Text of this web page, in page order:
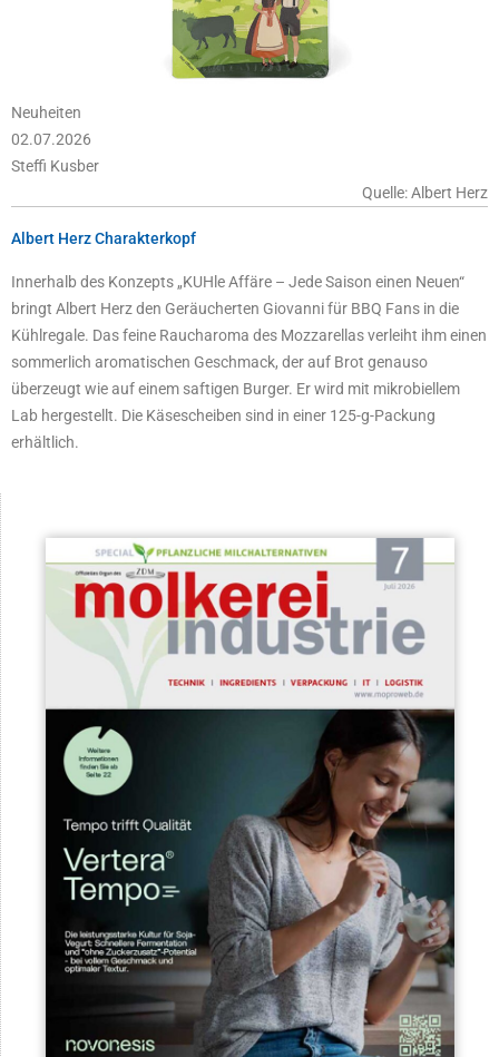
Neuheiten
02.07.2026
Steffi Kusber
Quelle: Albert Herz
Albert Herz Charakterkopf
Innerhalb des Konzepts „KUHle Affäre – Jede Saison einen Neuen“
bringt Albert Herz den Geräucherten Giovanni für BBQ Fans in die
Kühlregale. Das feine Raucharoma des Mozzarellas verleiht ihm einen
sommerlich aromatischen Geschmack, der auf Brot genauso
überzeugt wie auf einem saftigen Burger. Er wird mit mikrobiellem
Lab hergestellt. Die Käsescheiben sind in einer 125-g-Packung
erhältlich.